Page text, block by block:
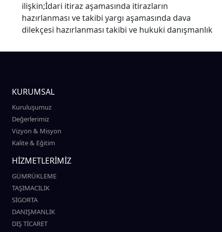
ilişkin;İdari itiraz aşamasında itirazların
hazırlanması ve takibi yargı aşamasında dava
dilekçesi hazırlanması takibi ve hukuki danışmanlık
KURUMSAL
Kuruluşumuz
Değerlerimiz
Vizyon & Misyon
Kalite & Eğitim
HİZMETLERİMİZ
GÜMRÜKLEME
TAŞIMACILIK
SİGORTA
DANIŞMANLIK
DIŞ TİCARET